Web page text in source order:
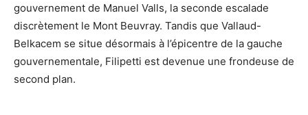
gouvernement de Manuel Valls, la seconde escalade
discrètement le Mont Beuvray. Tandis que Vallaud-
Belkacem se situe désormais à l’épicentre de la gauche
gouvernementale, Filipetti est devenue une frondeuse de
second plan.